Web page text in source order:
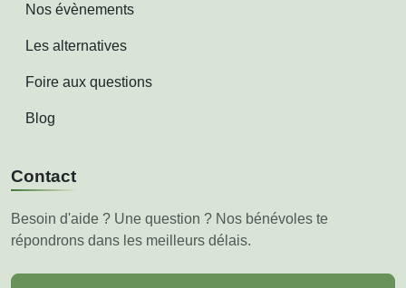
Nos évènements
Les alternatives
Foire aux questions
Blog
Contact
Besoin d'aide ? Une question ? Nos bénévoles te
répondrons dans les meilleurs délais.